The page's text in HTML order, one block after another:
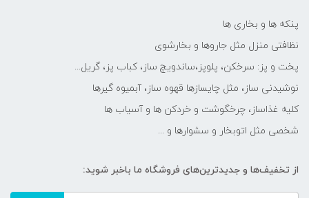
پنکه ها و بخاری ها
نظافتی منزل مثل جاروها و بخارشوی
پخت و پز: سرخکن، پلوپز،ساندویچ ساز، کباب پز، گریل...
نوشیدنی ساز، مثل چایسازها قهوه ساز، آبمیوه گیرها
کلیه غذاساز، چرخگوشت و خردکن ها و آسیاب ها
شخصی مثل اتوبخار و سشوارها و ...
از تخفیف‌ها و جدیدترین‌های فروشگاه ما باخبر شوید: